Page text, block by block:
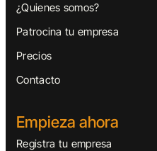
¿Quienes somos?
Patrocina tu empresa
Precios
Contacto
Empieza ahora
Registra tu empresa